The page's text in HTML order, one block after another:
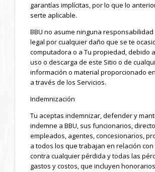
garantías implícitas, por lo que lo
serte aplicable.
BBU no asume ninguna responsabilidad
legal por cualquier daño que se te
computadora o a Tu propiedad, debido
uso o descarga de este Sitio o de
información o material proporcionado
a través de los Servicios.
Indemnización
Tu aceptas indemnizar, defender y
indemne a BBU, sus funcionarios,
empleados, agentes, concesionarios,
a todos los que trabajan en relación con
contra cualquier pérdida y todas las
gastos y costos, que incluyen